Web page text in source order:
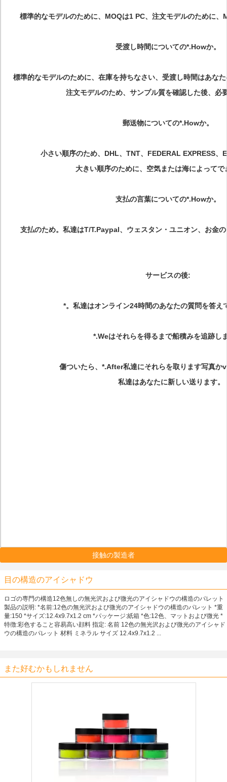
標準的なモデルのために、MOQは1 PC、注文モデルのために、
受渡し時間についての*.Howか。
標準的なモデルのために、在庫を持ちなさい、受渡し時間はあな
注文モデルのため、サンプル質を確認した後、必
郵送物についての*.Howか。
小さい順序のため、DHL、TNT、FEDERAL EXPRESS、
大きい順序のために、空気または海によってで
支払の言葉についての*.Howか。
支払のため。私達はT/T.Paypal、ウェスタン・ユニオン、お金
サービスの後:
*。私達はオンライン24時間のあなたの質問を答え
*.Weはそれらを得るまで船積みを追跡し
傷ついたら、*.After私達にそれらを取ります写真か
私達はあなたに新しい送ります。
接触の製造者
目の構造のアイシャドウ
ロゴの専門の構造12色無しの無光沢および微光のアイシャドウの構造のパレット
製品の説明: *名前:12色の無光沢および微光のアイシャドウの構造のパレット *重
量:150 *サイズ:12.4x9.7x1.2 cm *パッケージ:紙箱 *色:12色、マットおよび微光 *
特徴:彩色すること容易高い顔料 指定: 名前 12色の無光沢および微光のアイシャド
ウの構造のパレット 材料 ミネラル サイズ 12.4x9.7x1.2 ...
また好むかもしれません